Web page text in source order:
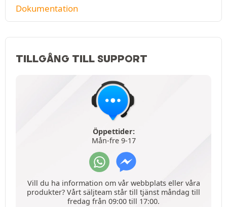
Dokumentation
TILLGÅNG TILL SUPPORT
Öppettider:
Mån-fre 9-17
Vill du ha information om vår webbplats eller våra
produkter? Vårt säljteam står till tjänst måndag till
fredag från 09:00 till 17:00.